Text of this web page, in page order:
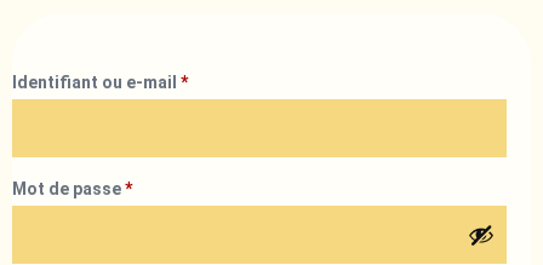
Identifiant ou e-mail *
Mot de passe*